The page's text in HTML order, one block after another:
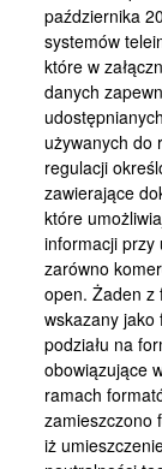
października
systemów
które w
danych
używanych do
regulacji
zawierające
które
informacji przy
zarówno
open. Żaden z
wskazany jako
podziału na
obowiązujące
ramach
zamieszczono
iż